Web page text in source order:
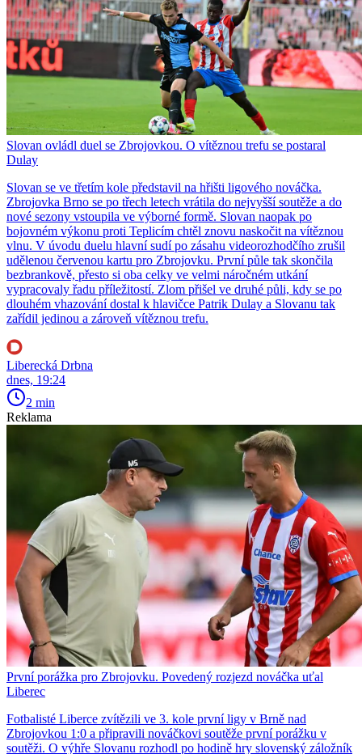
Slovan ovládl duel se Zbrojovkou. O vítěznou trefu se postaral
Dulay
Slovan se ve třetím kole představil na hřišti ligového nováčka.
Zbrojovka Brno se po třech letech vrátila do nejvyšší soutěže a do
nové sezony vstoupila ve výborné formě. Slovan naopak po
bojovném výkonu proti Teplicím chtěl znovu naskočit na vítěznou
vlnu. V úvodu duelu hlavní sudí po zásahu videorozhodčího zrušil
udělenou červenou kartu pro Zbrojovku. První půle tak skončila
bezbrankově, přesto si oba celky ve velmi náročném utkání
vypracovaly řadu příležitostí. Zlom přišel ve druhé půli, kdy se po
dlouhém vhazování dostal k hlavičce Patrik Dulay a Slovanu tak
zařídil jedinou a zároveň vítěznou trefu.
Liberecká Drbna
dnes, 19:24
2 min
Reklama
První porážka pro Zbrojovku. Povedený rozjezd nováčka uťal
Liberec
Fotbalisté Liberce zvítězili ve 3. kole první ligy v Brně nad
Zbrojovkou 1:0 a připravili nováčkovi soutěže první porážku v
soutěži. O výhře Slovanu rozhodl po hodině hry slovenský záložník